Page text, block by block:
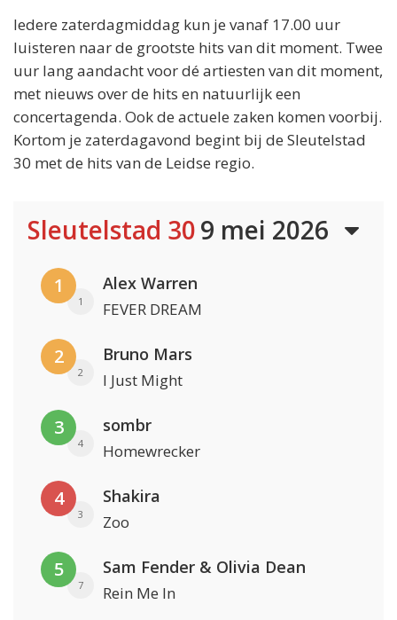
Iedere zaterdagmiddag kun je vanaf 17.00 uur
luisteren naar de grootste hits van dit moment. Twee
uur lang aandacht voor dé artiesten van dit moment,
met nieuws over de hits en natuurlijk een
concertagenda. Ook de actuele zaken komen voorbij.
Kortom je zaterdagavond begint bij de Sleutelstad
30 met de hits van de Leidse regio.
Sleutelstad 309 mei 2026
1
1
Alex Warren
FEVER DREAM
2
2
Bruno Mars
I Just Might
3
4
sombr
Homewrecker
4
3
Shakira
Zoo
5
7
Sam Fender & Olivia Dean
Rein Me In